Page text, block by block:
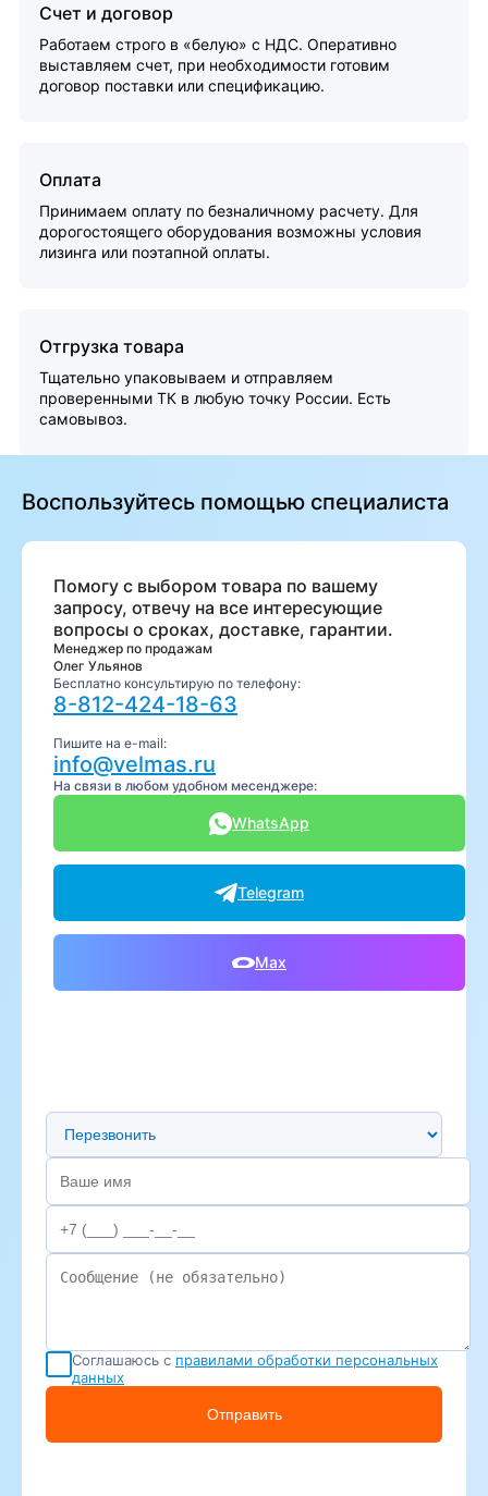
Счет и договор
Работаем строго в «белую» с НДС. Оперативно
выставляем счет, при необходимости готовим
договор поставки или спецификацию.
Оплата
Принимаем оплату по безналичному расчету. Для
дорогостоящего оборудования возможны условия
лизинга или поэтапной оплаты.
Отгрузка товара
Тщательно упаковываем и отправляем
проверенными ТК в любую точку России. Есть
самовывоз.
Воспользуйтесь помощью специалиста
Помогу с выбором товара по вашему
запросу, отвечу на все интересующие
вопросы о сроках, доставке, гарантии.
Менеджер по продажам
Олег Ульянов
Бесплатно консультирую по телефону:
8-812-424-18-63
Пишите на e-mail:
info@velmas.ru
На связи в любом удобном месенджере:
WhatsApp
Telegram
Max
Предпочтительный способ связи
Соглашаюсь с правилами обработки персональных
данных
Отправить